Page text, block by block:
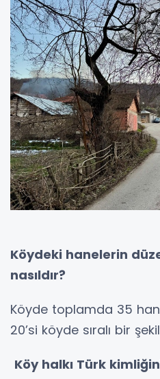
Köydeki hanelerin
nasıldır?
Köyde toplamda 35
20’si köyde sıralı bir
Köy halkı Türk